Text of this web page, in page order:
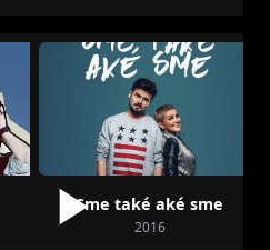
Sme také aké sme
2016